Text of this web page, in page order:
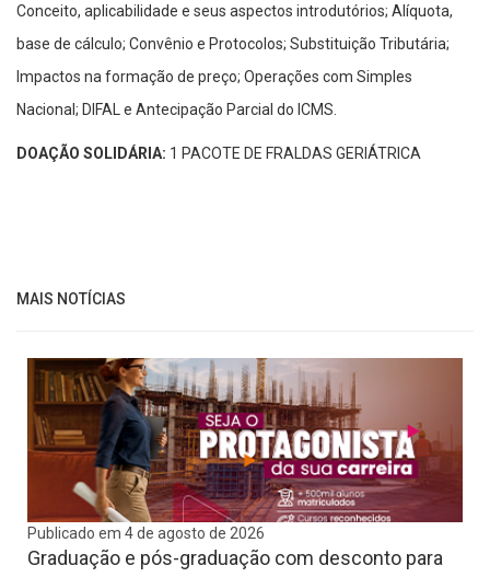
Conceito, aplicabilidade e seus aspectos introdutórios; Alíquota,
base de cálculo; Convênio e Protocolos; Substituição Tributária;
Impactos na formação de preço; Operações com Simples
Nacional; DIFAL e Antecipação Parcial do ICMS.
DOAÇÃO SOLIDÁRIA: 1 PACOTE DE FRALDAS GERIÁTRICA
MAIS NOTÍCIAS
Publicado em 4 de agosto de 2026
Graduação e pós-graduação com desconto para